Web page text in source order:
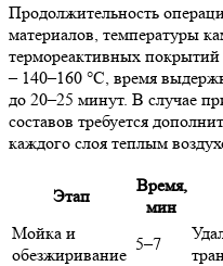
Продолжительность
материалов, температуры
термореактивных
– 140–160 °C, время
до 20–25 минут. В случае
составов требуется
каждого слоя теплым
Этап
Время,
мин
Мойка и
обезжиривание
5–7